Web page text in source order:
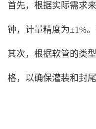
首先，根据实际需求
钟，计量精度为±1%
其次，根据软管的类
格，以确保灌装和封